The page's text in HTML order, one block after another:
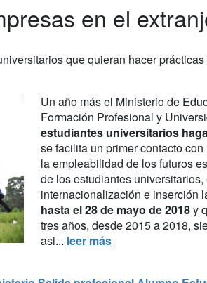
en el
que quieran hacer
Un año más el Ministerio de
Formación Profesional y
estudiantes universitarios
se facilita un primer contacto
la empleabilidad de los futuros
de los estudiantes
internacionalización e inserción
hasta el 28 de mayo de 2018y
tres años, desde 2015 a 2018,
asi... leer más